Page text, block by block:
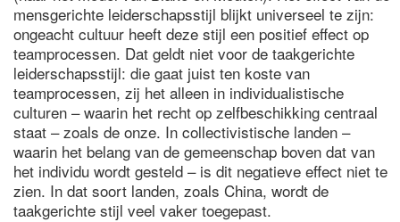
mensgerichte leiderschapsstijl blijkt universeel te zijn:
ongeacht cultuur heeft deze stijl een positief effect op
teamprocessen. Dat geldt niet voor de taakgerichte
leiderschapsstijl: die gaat juist ten koste van
teamprocessen, zij het alleen in individualistische
culturen – waarin het recht op zelfbeschikking centraal
staat – zoals de onze. In collectivistische landen –
waarin het belang van de gemeenschap boven dat van
het individu wordt gesteld – is dit negatieve effect niet te
zien. In dat soort landen, zoals China, wordt de
taakgerichte stijl veel vaker toegepast.